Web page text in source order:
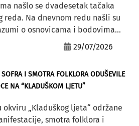
našlo se dvadesetak tačaka
reda. Na dnevnom redu našli su
o osnovicama i bodovima...
29/07/2026
SOFRA I SMOTRA FOLKLORA ODUŠEVILE
NA “KLADUŠKOM LJETU”
okviru „Kladuškog ljeta“ održane
smotra folklora i